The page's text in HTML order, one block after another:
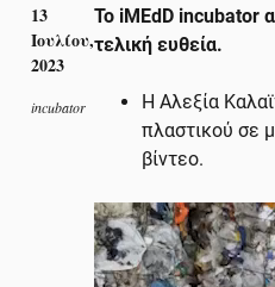
13
Ιουλίου,
2023
incubator
Το iMEdD incubator
τελική ευθεία.
Η Αλεξία
πλαστικού σε
βίντεο.